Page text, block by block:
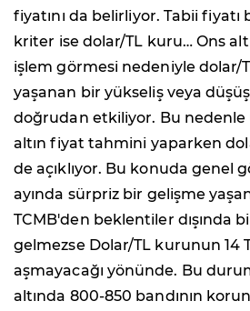
fiyatını da belirliyor. Tabii fiyatı
kriter ise dolar/TL kuru… Ons
işlem görmesi nedeniyle dolar/
yaşanan bir yükseliş veya
doğrudan etkiliyor. Bu
altın fiyat tahmini yaparken
de açıklıyor. Bu konuda genel
ayında sürpriz bir gelişme
TCMB'den beklentiler dışında
gelmezse Dolar/TL kurunun 14
aşmayacağı yönünde. Bu
altında 800-850 bandının